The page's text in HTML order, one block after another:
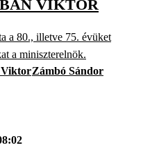
VIKTOR
a 80., illetve 75. évüket
a miniszterelnök.
Zámbó Sándor